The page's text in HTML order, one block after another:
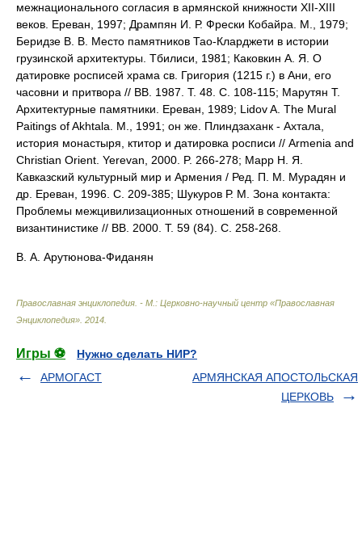
межнационального согласия в армянской книжности XII-XIII
веков. Ереван, 1997; Дрампян И. Р. Фрески Кобайра. М., 1979;
Беридзе В. В. Место памятников Тао-Кларджети в истории
грузинской архитектуры. Тбилиси, 1981; Каковкин А. Я. О
датировке росписей храма св. Григория (1215 г.) в Ани, его
часовни и притвора // ВВ. 1987. Т. 48. С. 108-115; Марутян Т.
Архитектурные памятники. Ереван, 1989; Lidov A. The Mural
Paitings of Akhtala. M., 1991; он же. Плиндзаханк - Ахтала,
история монастыря, ктитор и датировка росписи // Armenia and
Christian Orient. Yerevan, 2000. P. 266-278; Mapp Н. Я.
Кавказский культурный мир и Армения / Ред. П. М. Мурадян и
др. Ереван, 1996. С. 209-385; Шукуров Р. М. Зона контакта:
Проблемы межцивилизационных отношений в современной
византинистике // ВВ. 2000. Т. 59 (84). С. 258-268.
В. А. Арутюнова-Фиданян
Православная энциклопедия. - М.: Церковно-научный центр «Православная
Энциклопедия» 2014
Игры ⚽
Нужно сделать НИР?
АРМОГАСТ
АРМЯНСКАЯ АПОСТОЛЬСКАЯ
ЦЕРКОВЬ